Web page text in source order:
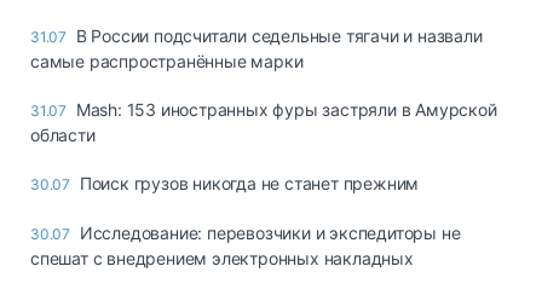
31.07
В России подсчитали седельные тягачи и назвали
самые распространённые марки
31.07
Mash: 153 иностранных фуры застряли в Амурской
области
30.07 Поиск грузов никогда не станет прежним
30.07
Исследование: перевозчики и экспедиторы не
спешат с внедрением электронных накладных